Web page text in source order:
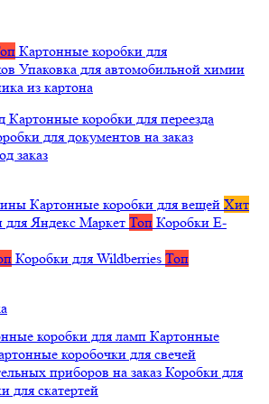
Картонные коробки для
Упаковка для автомобильной химии
из картона
Картонные коробки для переезда
для документов на заказ
заказ
Картонные коробки для вещей Хит
для Яндекс Маркет Топ Коробки E-
Коробки для Wildberries Топ
коробки для ламп Картонные
коробочки для свечей
приборов на заказ Коробки для
для скатертей